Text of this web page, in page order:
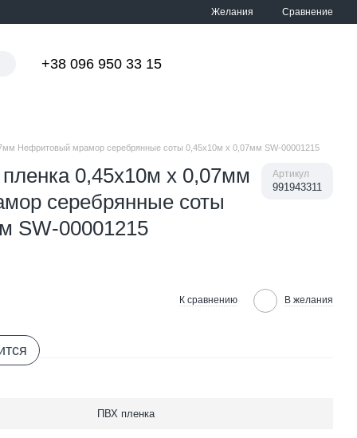
Желания Сравнение
+38 096 950 33 15
Нефритовый мрамор серебрянные соты 0,45х10м х 0,07мм SW-00001215
0,45х10м х 0,07мм
серебрянные соты
SW-00001215
Артикул
991943311
К сравнению В желания
ПВХ пленка